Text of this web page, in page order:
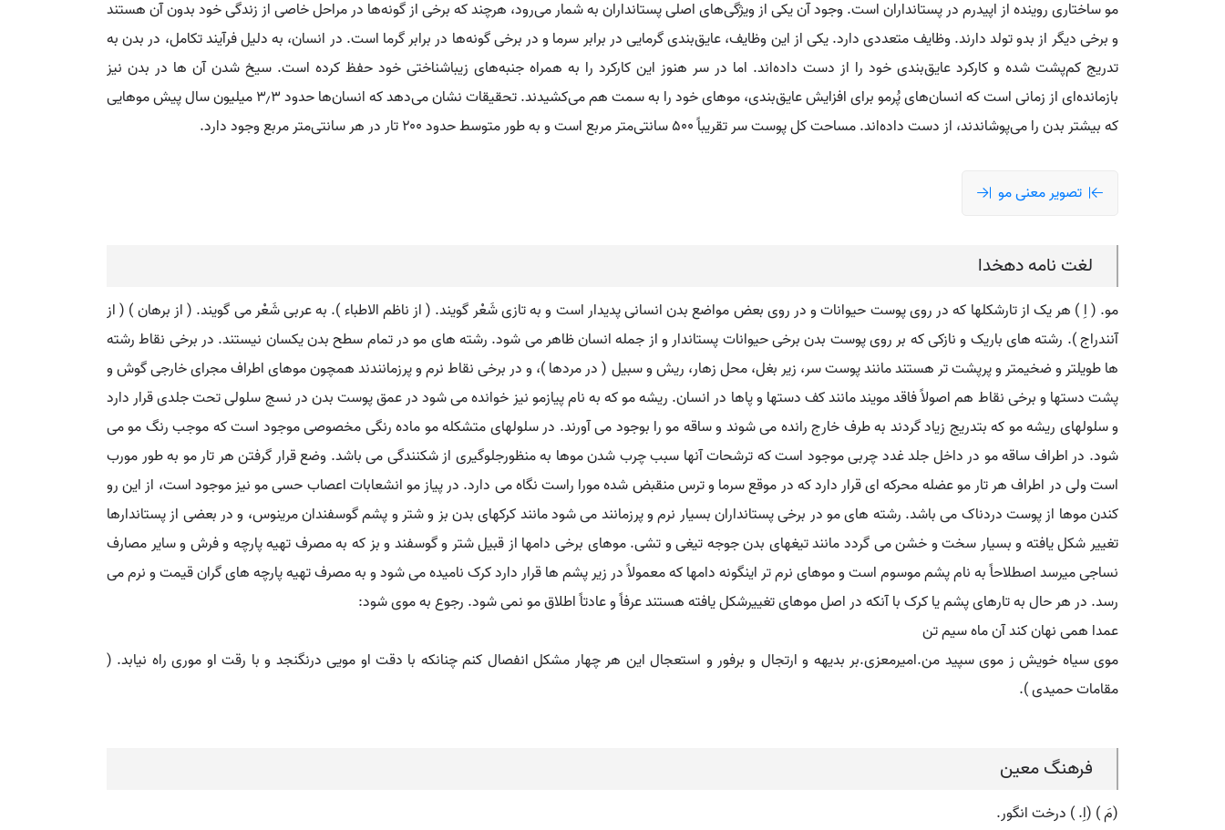
مو ساختاری روینده از اپیدرم در پستانداران است. وجود آن یکی از ویژگی‌های اصلی پستانداران به شمار می‌رود، هرچند که برخی از گونه‌ها در مراحل خاصی از زندگی خود بدون آن هستند
و برخی دیگر از بدو تولد دارند. وظایف متعددی دارد. یکی از این وظایف، عایق‌بندی گرمایی در برابر سرما و در برخی گونه‌ها در برابر گرما است. در انسان، به دلیل فرآیند تکامل، در بدن به
تدریج کم‌پشت شده و کارکرد عایق‌بندی خود را از دست داده‌اند. اما در سر هنوز این کارکرد را به همراه جنبه‌های زیباشناختی خود حفظ کرده است. سیخ شدن آن ها در بدن نیز
بازمانده‌ای از زمانی است که انسان‌های پُرمو برای افزایش عایق‌بندی، موهای خود را به سمت هم می‌کشیدند. تحقیقات نشان می‌دهد که انسان‌ها حدود ۳٫۳ میلیون سال پیش موهایی
که بیشتر بدن را می‌پوشاندند، از دست داده‌اند. مساحت کل پوست سر تقریباً ۵۰۰ سانتی‌متر مربع است و به طور متوسط حدود ۲۰۰ تار در هر سانتی‌متر مربع وجود دارد.
تصویر معنی مو
لغت نامه دهخدا
مو. ( اِ ) هر یک از تارشکلها که در روی پوست حیوانات و در روی بعض مواضع بدن انسانی پدیدار است و به تازی شَعْر گویند. ( از ناظم الاطباء ). به عربی شَعْر می گویند. ( از برهان ) ( از
آنندراج ). رشته های باریک و نازکی که بر روی پوست بدن برخی حیوانات پستاندار و از جمله انسان ظاهر می شود. رشته های مو در تمام سطح بدن یکسان نیستند. در برخی نقاط رشته
ها طویلتر و ضخیمتر و پرپشت تر هستند مانند پوست سر، زیر بغل، محل زهار، ریش و سبیل ( در مردها )، و در برخی نقاط نرم و پرزمانندند همچون موهای اطراف مجرای خارجی گوش و
پشت دستها و برخی نقاط هم اصولاً فاقد مویند مانند کف دستها و پاها در انسان. ریشه مو که به نام پیازمو نیز خوانده می شود در عمق پوست بدن در نسج سلولی تحت جلدی قرار دارد
و سلولهای ریشه مو که بتدریج زیاد گردند به طرف خارج رانده می شوند و ساقه مو را بوجود می آورند. در سلولهای متشکله مو ماده رنگی مخصوصی موجود است که موجب رنگ مو می
شود. در اطراف ساقه مو در داخل جلد غدد چربی موجود است که ترشحات آنها سبب چرب شدن موها به منظورجلوگیری از شکنندگی می باشد. وضع قرار گرفتن هر تار مو به طور مورب
است ولی در اطراف هر تار مو عضله محرکه ای قرار دارد که در موقع سرما و ترس منقبض شده مورا راست نگاه می دارد. در پیاز مو انشعابات اعصاب حسی مو نیز موجود است، از این رو
کندن موها از پوست دردناک می باشد. رشته های مو در برخی پستانداران بسیار نرم و پرزمانند می شود مانند کرکهای بدن بز و شتر و پشم گوسفندان مرینوس، و در بعضی از پستاندارها
تغییر شکل یافته و بسیار سخت و خشن می گردد مانند تیغهای بدن جوجه تیغی و تشی. موهای برخی دامها از قبیل شتر و گوسفند و بز که به مصرف تهیه پارچه و فرش و سایر مصارف
نساجی میرسد اصطلاحاً به نام پشم موسوم است و موهای نرم تر اینگونه دامها که معمولاً در زیر پشم ها قرار دارد کرک نامیده می شود و به مصرف تهیه پارچه های گران قیمت و نرم می
رسد. در هر حال به تارهای پشم یا کرک با آنکه در اصل موهای تغییرشکل یافته هستند عرفاً و عادتاً اطلاق مو نمی شود. رجوع به موی شود:
عمدا همی نهان کند آن ماه سیم تن
موی سیاه خویش ز موی سپید من.امیرمعزی.بر بدیهه و ارتجال و برفور و استعجال این هر چهار مشکل انفصال کنم چنانکه با دقت او مویی درنگنجد و با رقت او موری راه نیابد. (
مقامات حمیدی ).
فرهنگ معین
(مَ ) (اِ. ) درخت انگور.